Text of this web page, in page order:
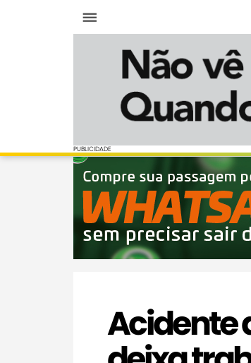
PUBLICIDADE
PUBLICIDADE
Acidente